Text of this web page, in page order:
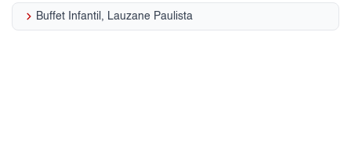
keyboard_arrow_right Buffet Infantil, Lauzane Paulista